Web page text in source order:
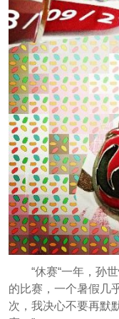
“休赛“一年，孙
的比赛，一个暑假几
次，我决心不要再默